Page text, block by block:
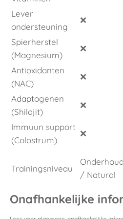
Lever
ondersteuning
❌
Spierherstel
(Magnesium)
❌
Antioxidanten
(NAC)
❌
Adaptogenen
(Shilajit)
❌
Immuun support
(Colostrum)
❌
Trainingsniveau
Onderhoud
/ Natural
Onafhankelijke